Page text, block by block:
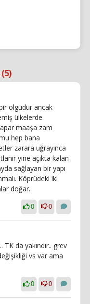
olgudur ancak
ülkelerde
maaşa zam
hep bana
zarara uğrayınca
yine açıkta kalan
sağlayan bir yapı
Köprüdeki iki
doğar.
0 0
da yakındır.. grev
vs var ama
0 0